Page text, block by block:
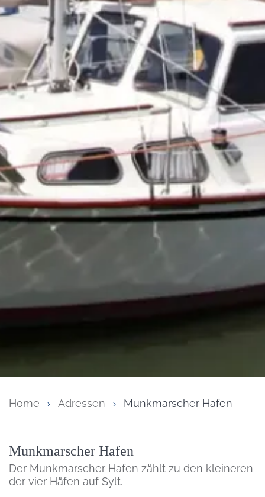
Home Adressen Munkmarscher Hafen
Inhalt
Munkmarscher Hafen
Der Munkmarscher Hafen zählt zu den kleineren
der vier Häfen auf Sylt.